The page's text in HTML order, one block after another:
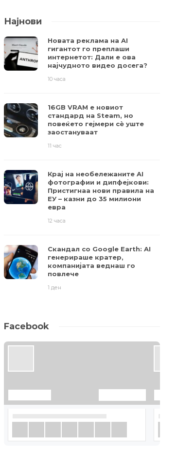
Најнови
Новата реклама на AI
гигантот го преплаши
интернетот: Дали е ова
најчудното видео досега?
10 часа
16GB VRAM е новиот
стандард на Steam, но
повеќето гејмери ​​сè уште
заостануваат
11 час
Крај на необележаните AI
фотографии и дипфејкови:
Пристигнаа нови правила на
ЕУ – казни до 35 милиони
евра
12 часа
Скандал со Google Earth: AI
генерираше кратер,
компанијата веднаш го
повлече
1 ден
Facebook